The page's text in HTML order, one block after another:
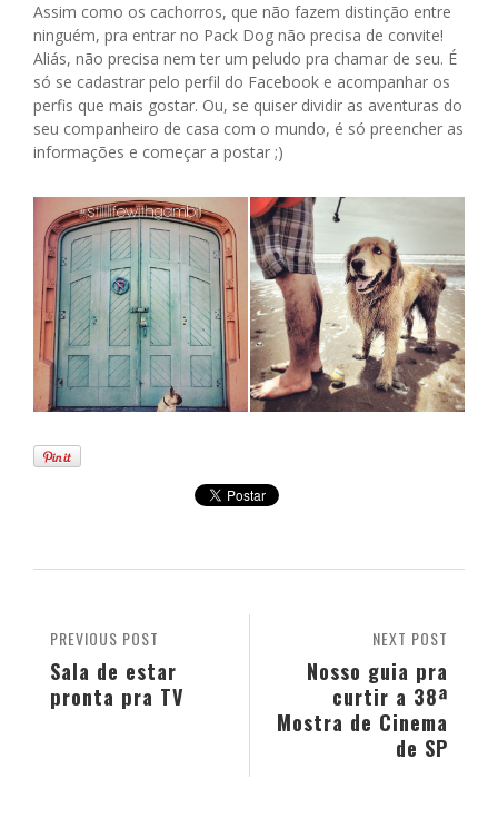
Assim como os cachorros, que não fazem distinção entre
ninguém, pra entrar no Pack Dog não precisa de convite!
Aliás, não precisa nem ter um peludo pra chamar de seu. É
só se cadastrar pelo perfil do Facebook e acompanhar os
perfis que mais gostar. Ou, se quiser dividir as aventuras do
seu companheiro de casa com o mundo, é só preencher as
informações e começar a postar ;)
NEXT POST
Nosso guia pra
curtir a 38ª
Mostra de Cinema
de SP
PREVIOUS POST
Sala de estar
pronta pra TV